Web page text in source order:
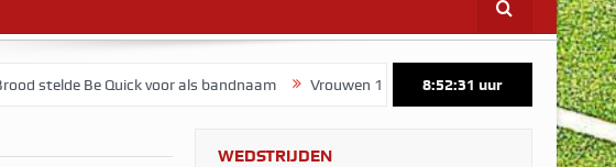
Be Quick voor als bandnaam Vrouwen 1 start voorbereiding op maandag 3
8:52:31 uur
WEDSTRIJDEN